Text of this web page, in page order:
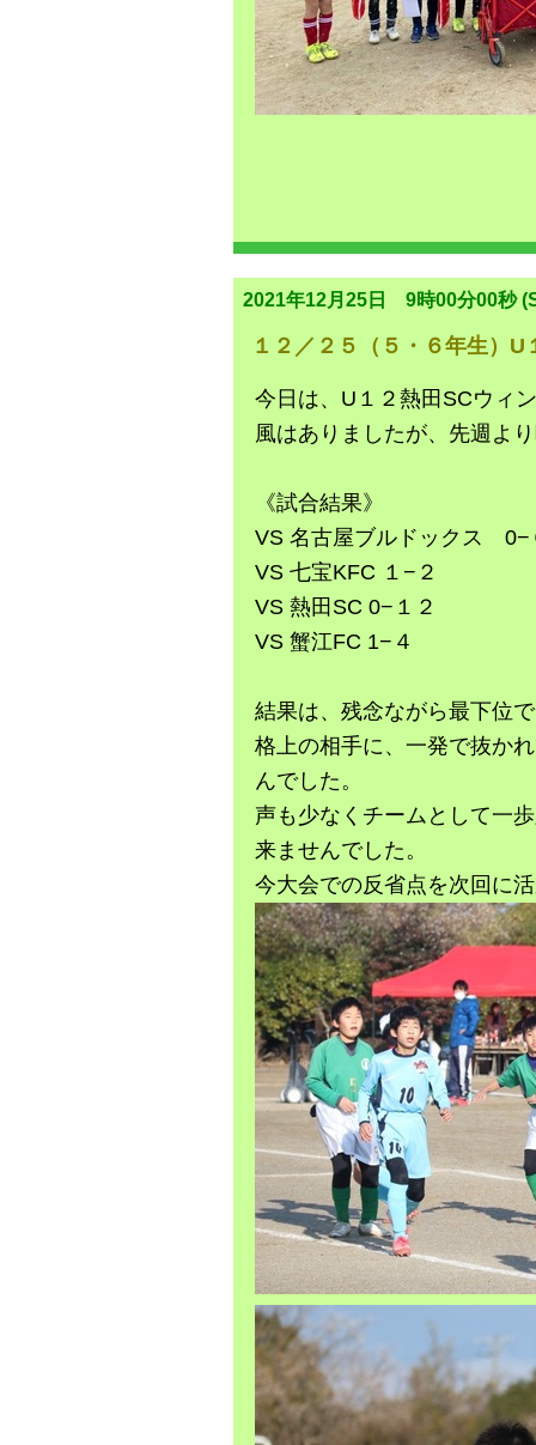
2021年12月25日 9時00分00秒
１２／２５（５・６年生）
今日は、U１２熱田SCウィ
風はありましたが、先週よ
《試合結果》
VS 名古屋ブルドックス 0−
VS 七宝KFC １−２
VS 熱田SC 0−１２
VS 蟹江FC 1−４
結果は、残念ながら最下位
格上の相手に、一発で抜か
んでした。
声も少なくチームとして一
来ませんでした。
今大会での反省点を次回に